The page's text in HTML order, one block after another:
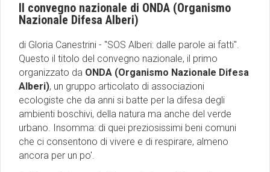
Il convegno nazionale di ONDA (Organismo
Nazionale Difesa Alberi)
di Gloria Canestrini - ''SOS Alberi: dalle parole ai fatti''.
Questo il titolo del convegno nazionale, il primo
organizzato da ONDA (Organismo Nazionale Difesa
Alberi), un gruppo articolato di associazioni
ecologiste che da anni si batte per la difesa degli
ambienti boschivi, della natura ma anche del verde
urbano. Insomma: di quei preziosissimi beni comuni
che ci consentono di vivere e di respirare, almeno
ancora per un po'.